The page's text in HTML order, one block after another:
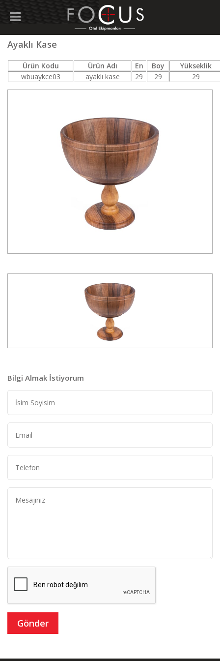
Ayaklı Kase
Ürün Kodu Ürün Adı En Boy
Yükseklik
wbuaykce03
ayaklı kase 29 29 29
Bilgi Almak İstiyorum